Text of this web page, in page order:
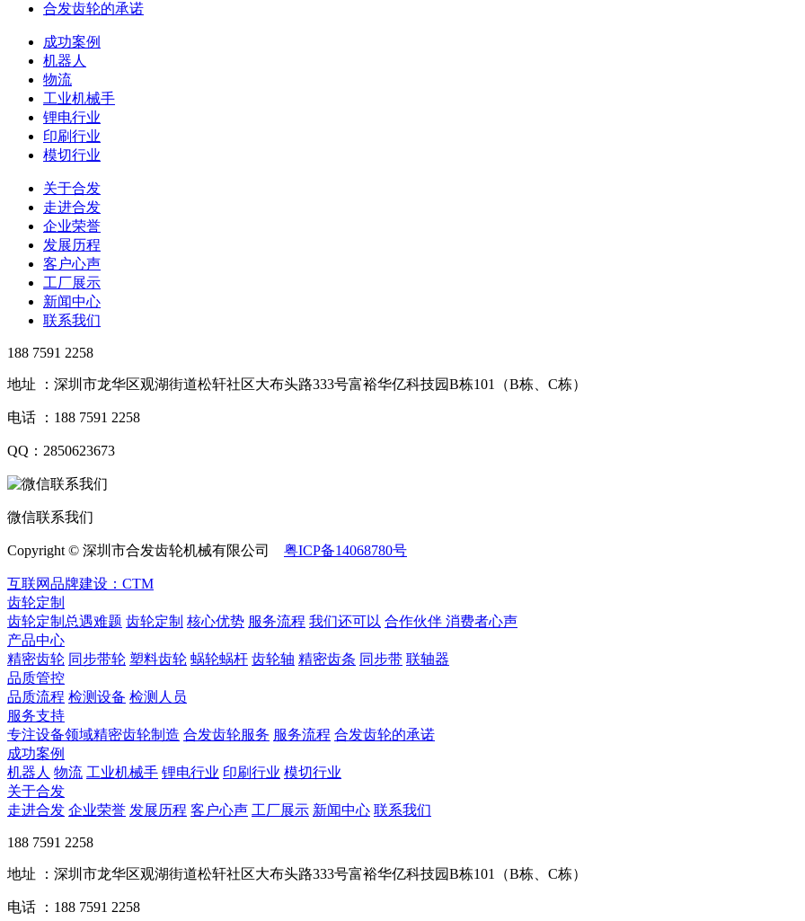
合发齿轮的承诺
成功案例
机器人
物流
工业机械手
锂电行业
印刷行业
模切行业
关于合发
走进合发
企业荣誉
发展历程
客户心声
工厂展示
新闻中心
联系我们
188 7591 2258
地址 ：深圳市龙华区观湖街道松轩社区大布头路333号富裕华亿科技园B栋101（B栋、C栋）
电话 ：188 7591 2258
QQ：2850623673
微信联系我们
Copyright © 深圳市合发齿轮机械有限公司 粤ICP备14068780号
互联网品牌建设：CTM
齿轮定制
齿轮定制总遇难题 齿轮定制 核心优势 服务流程 我们还可以 合作伙伴 ​ 消费者心声
产品中心
精密齿轮 同步带轮 塑料齿轮 蜗轮蜗杆 齿轮轴 精密齿条 同步带 联轴器
品质管控
品质流程 检测设备 检测人员
服务支持
专注设备领域精密齿轮制造 合发齿轮服务 服务流程 合发齿轮的承诺
成功案例
机器人 物流 工业机械手 锂电行业 印刷行业 模切行业
关于合发
走进合发 企业荣誉 发展历程 客户心声 工厂展示 新闻中心 联系我们
188 7591 2258
地址 ：深圳市龙华区观湖街道松轩社区大布头路333号富裕华亿科技园B栋101（B栋、C栋）
电话 ：188 7591 2258